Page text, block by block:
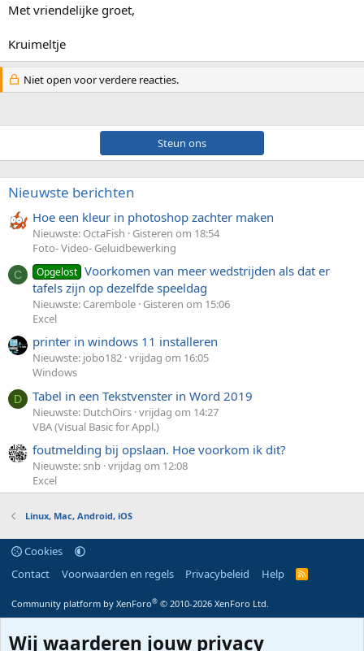
Met vriendelijke groet,
Kruimeltje
Niet open voor verdere reacties.
Steun ons
Nieuwste berichten
Hoe een kleur in photoshop zachter maken
Nieuwste: OctaFish
Gisteren om 18:54
Foto- Video- Geluidbewerking
C Opgelost Voorkomen van meer wedstrijden als dat er
tafels zijn op dezelfde speeldag
Nieuwste: Carembole Gisteren om 15:06
Excel
printer in windows 11 installeren
Nieuwste: jobo182 vrijdag om 16:05
Windows
D Tabel in een Tekstvenster in Word 2019
Nieuwste: DutchOirs vrijdag om 14:27
VBA (Visual Basic for Appl.)
foutmelding bij opslaan. Hoe voorkom ik dit?
Nieuwste: snb vrijdag om 12:08
Excel
Linux, Mac, Android, iOS
Cookies
Contact
Voorwaarden en regels Privacybeleid Help
R
Community platform by XenForo® © 2010-2026 XenForo Ltd.
Wij waarderen jouw privacy